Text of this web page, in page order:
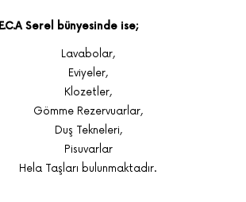
E.C.A Serel bünyesinde ise;
Lavabolar,
Eviyeler,
Klozetler,
Gömme Rezervuarlar,
Duş Tekneleri,
Pisuvarlar
Hela Taşları bulunmaktadır.